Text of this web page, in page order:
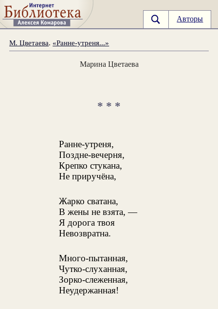
Авторы
М. Цветаева. «Ранне-утреня...»
Марина Цветаева
* * *
Ранне-утреня,
Поздне-вечерня,
Крепко стукана,
Не приручёна,
Жарко сватана,
В жены не взята, —
Я дорога твоя
Невозвратна.
Много-пытанная,
Чутко-слуханная,
Зорко-слеженная,
Неудержанная!